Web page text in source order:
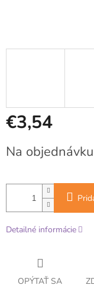
€3,54
cena:
Na objednávku
Detailné informácie
OPÝTAŤ SA